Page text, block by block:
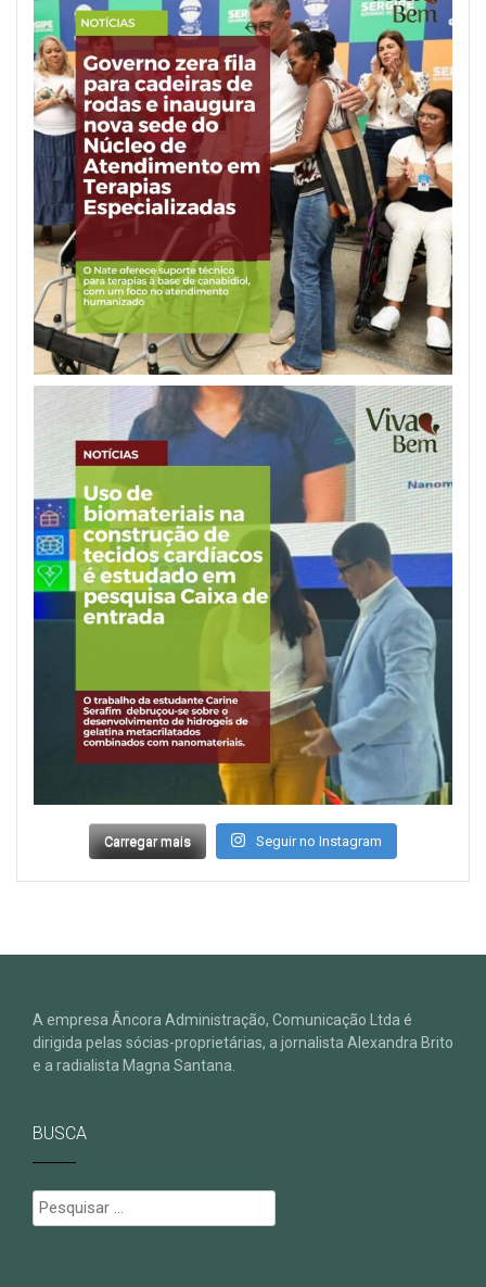
Carregar mais Seguir no Instagram
A empresa Âncora Administração, Comunicação Ltda é
dirigida pelas sócias-proprietárias, a jornalista Alexandra Brito
e a radialista Magna Santana.
BUSCA
Pesquisar
por: